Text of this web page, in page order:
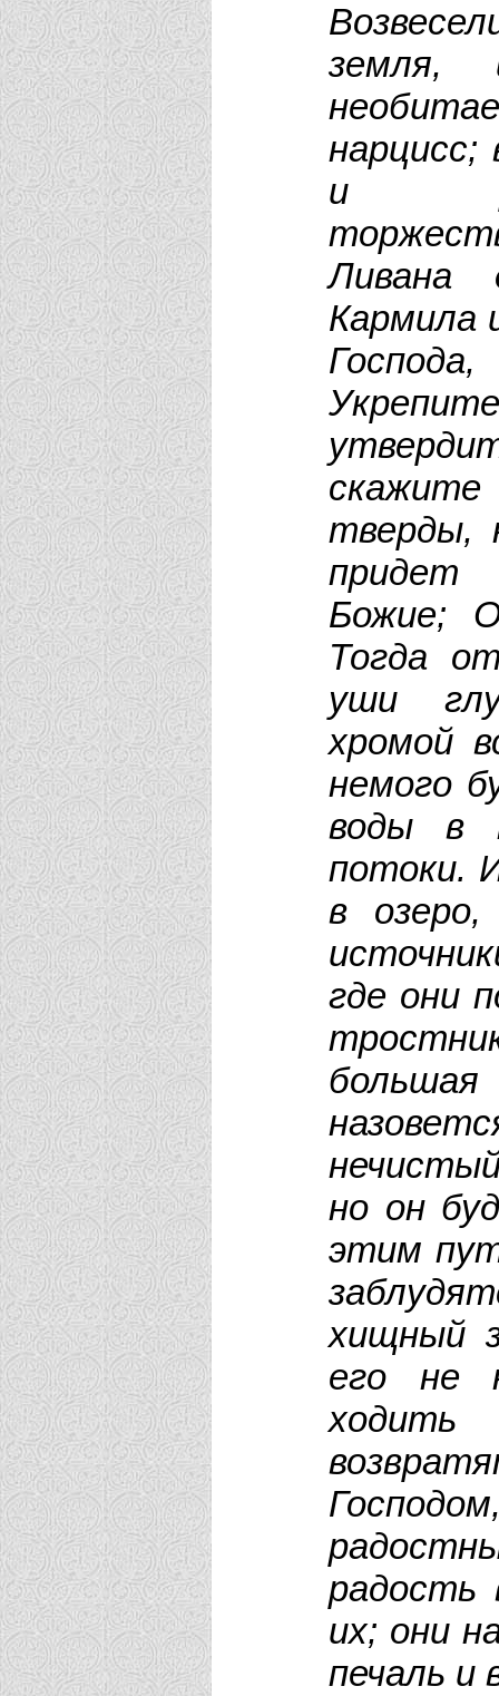
земля,
нарцисс;
и
Ливана
Кармила
тверды,
придет
Божие;
Тогда
уши
хромой
немого
воды в
потоки.
в
где они
но он
этим
хищный
его не
радость
их; они
печаль и